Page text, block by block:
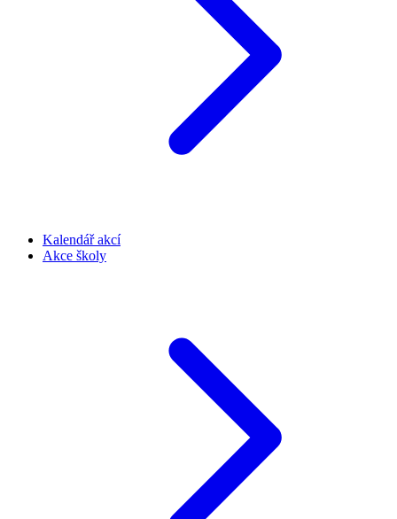
Kalendář akcí
Akce školy